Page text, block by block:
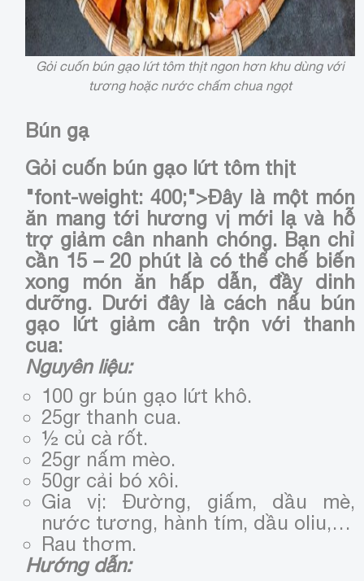
Gỏi cuốn bún gạo lứt tôm thịt ngon hơn khu dùng với
tương hoặc nước chấm chua ngọt
Bún gạ
Gỏi cuốn bún gạo lứt tôm thịt
"font-weight: 400;">Đây là một món
ăn mang tới hương vị mới lạ và hỗ
trợ giảm cân nhanh chóng. Bạn chỉ
cần 15 – 20 phút là có thể chế biến
xong món ăn hấp dẫn, đầy dinh
dưỡng. Dưới đây là cách nấu bún
gạo lứt giảm cân trộn với thanh
cua:
Nguyên liệu:
100 gr bún gạo lứt khô.
25gr thanh cua.
½ củ cà rốt.
25gr nấm mèo.
50gr cải bó xôi.
Gia vị: Đường, giấm, dầu mè,
nước tương, hành tím, dầu oliu,…
Rau thơm.
Hướng dẫn: